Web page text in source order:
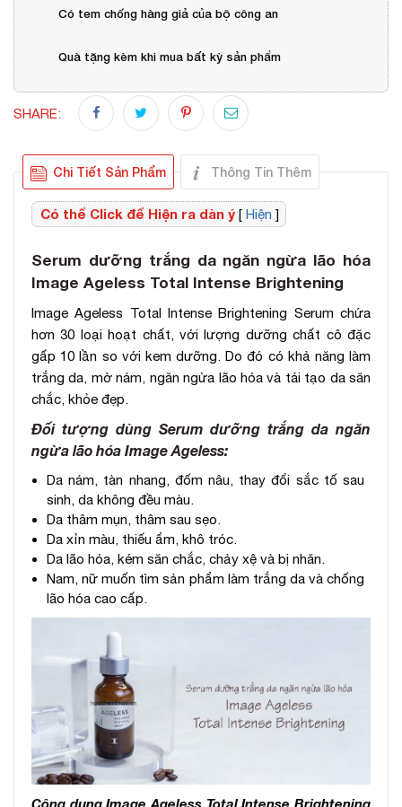
Có tem chống hàng giả của bộ công an
Quà tặng kèm khi mua bất kỳ sản phẩm
SHARE:
Chi Tiết Sản Phẩm Thông Tin Thêm
Có thể Click để Hiện ra dàn ý [ Hiện ]
Serum dưỡng trắng da ngăn ngừa lão hóa
Image Ageless Total Intense Brightening
Image Ageless Total Intense Brightening Serum chứa
hơn 30 loại hoạt chất, với lượng dưỡng chất cô đặc
gấp 10 lần so với kem dưỡng. Do đó có khả năng làm
trắng da, mờ nám, ngăn ngừa lão hóa và tái tạo da săn
chắc, khỏe đẹp.
Đối tượng dùng Serum dưỡng trắng da ngăn
ngừa lão hóa Image Ageless:
Da nám, tàn nhang, đốm nâu, thay đổi sắc tố sau
sinh, da không đều màu.
Da thâm mụn, thâm sau sẹo.
Da xỉn màu, thiếu ẩm, khô tróc.
Da lão hóa, kém săn chắc, chảy xệ và bị nhăn.
Nam, nữ muốn tìm sản phẩm làm trắng da và chống
lão hóa cao cấp.
Công dụng Image Ageless Total Intense Brightening